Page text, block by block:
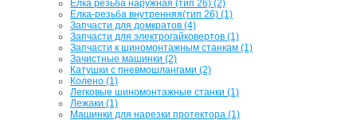
Елка резьба наружная (тип 26) (2)
Елка-резьба внутренняя(тип 26) (1)
Запчасти для домкратов (4)
Запчасти для электрогайковертов (1)
Запчасти к шиномонтажным станкам (1)
Зачистные машинки (2)
Катушки с пневмошлангами (2)
Колено (1)
Легковые шиномонтажные станки (1)
Лежаки (1)
Машинки для нарезки протектора (1)